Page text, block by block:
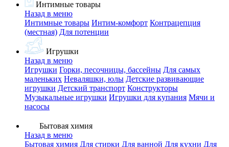
Интимные товары
Назад в меню
Интимные товары Интим-комфорт Контрацепция
(местная) Для потенции
Игрушки
Назад в меню
Игрушки Горки, песочницы, бассейны Для самых
маленьких Неваляшки, юлы Детские развивающие
игрушки Детский транспорт Конструкторы
Музыкальные игрушки Игрушки для купания Мячи и
насосы
Бытовая химия
Назад в меню
Бытовая химия Для стирки Для ванной Для кухни Для